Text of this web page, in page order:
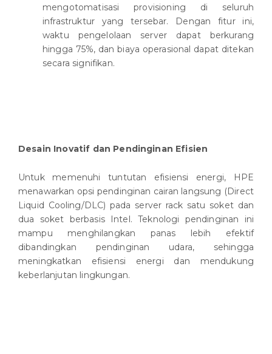
mengotomatisasi provisioning di seluruh
infrastruktur yang tersebar. Dengan fitur ini,
waktu pengelolaan server dapat berkurang
hingga 75%, dan biaya operasional dapat ditekan
secara signifikan.
Desain Inovatif dan Pendinginan Efisien
Untuk memenuhi tuntutan efisiensi energi, HPE
menawarkan opsi pendinginan cairan langsung (Direct
Liquid Cooling/DLC) pada server rack satu soket dan
dua soket berbasis Intel. Teknologi pendinginan ini
mampu menghilangkan panas lebih efektif
dibandingkan pendinginan udara, sehingga
meningkatkan efisiensi energi dan mendukung
keberlanjutan lingkungan.